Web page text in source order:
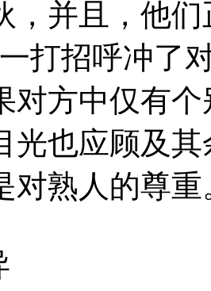
，并且，他
打招呼冲了
对方中仅有
光也应顾及
对熟人的尊重